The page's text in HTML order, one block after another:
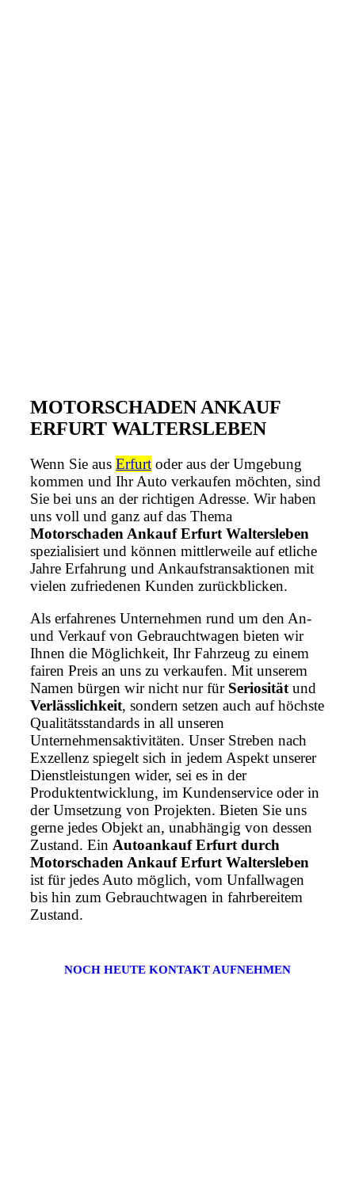
MOTORSCHADEN ANKAUF
ERFURT WALTERSLEBEN
Wenn Sie aus Erfurt oder aus der Umgebung
kommen und Ihr Auto verkaufen möchten, sind
Sie bei uns an der richtigen Adresse. Wir haben
uns voll und ganz auf das Thema
Motorschaden Ankauf Erfurt Waltersleben
spezialisiert und können mittlerweile auf etliche
Jahre Erfahrung und Ankaufstransaktionen mit
vielen zufriedenen Kunden zurückblicken.
Als erfahrenes Unternehmen rund um den An-
und Verkauf von Gebrauchtwagen bieten wir
Ihnen die Möglichkeit, Ihr Fahrzeug zu einem
fairen Preis an uns zu verkaufen. Mit unserem
Namen bürgen wir nicht nur für Seriosität und
Verlässlichkeit, sondern setzen auch auf höchste
Qualitätsstandards in all unseren
Unternehmensaktivitäten. Unser Streben nach
Exzellenz spiegelt sich in jedem Aspekt unserer
Dienstleistungen wider, sei es in der
Produktentwicklung, im Kundenservice oder in
der Umsetzung von Projekten. Bieten Sie uns
gerne jedes Objekt an, unabhängig von dessen
Zustand. Ein Autoankauf Erfurt durch
Motorschaden Ankauf Erfurt Waltersleben
ist für jedes Auto möglich, vom Unfallwagen
bis hin zum Gebrauchtwagen in fahrbereitem
Zustand.
NOCH HEUTE KONTAKT AUFNEHMEN